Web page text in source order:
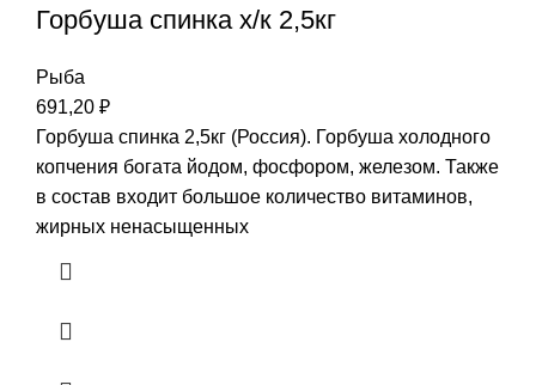
Горбуша спинка х/к 2,5кг
Рыба
691,20 ₽
Горбуша спинка 2,5кг (Россия). Горбуша холодного
копчения богата йодом, фосфором, железом. Также
в состав входит большое количество витаминов,
жирных ненасыщенных